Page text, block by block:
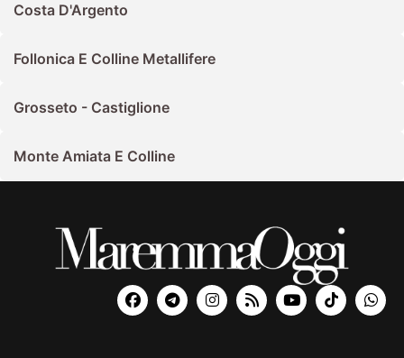
Costa D'Argento
Follonica E Colline Metallifere
Grosseto - Castiglione
Monte Amiata E Colline